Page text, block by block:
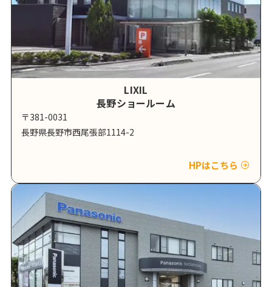
LIXIL
長野ショールーム
〒381-0031
長野県長野市西尾張部1114-2
HPはこちら